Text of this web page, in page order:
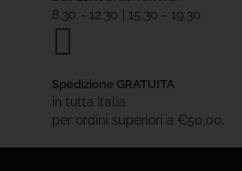
8.30 - 12.30 | 15.30 - 19.30
Spedizione GRATUITA
in tutta Italia
per ordini superiori a €50,00.